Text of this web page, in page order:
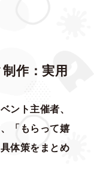
作：実用
ント主催者、
「もらって嬉
体策をまとめ